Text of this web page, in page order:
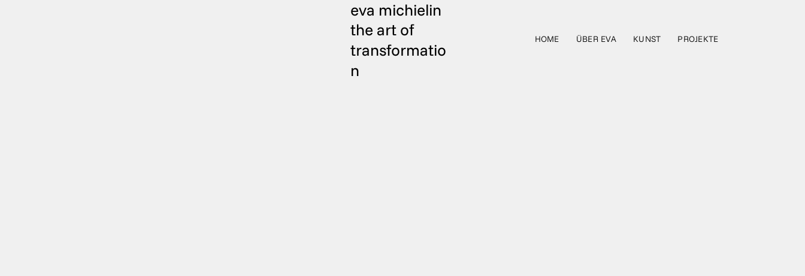
eva michielin
the art of
transformatio
n
HOME ÜBER EVA KUNST PROJEKTE